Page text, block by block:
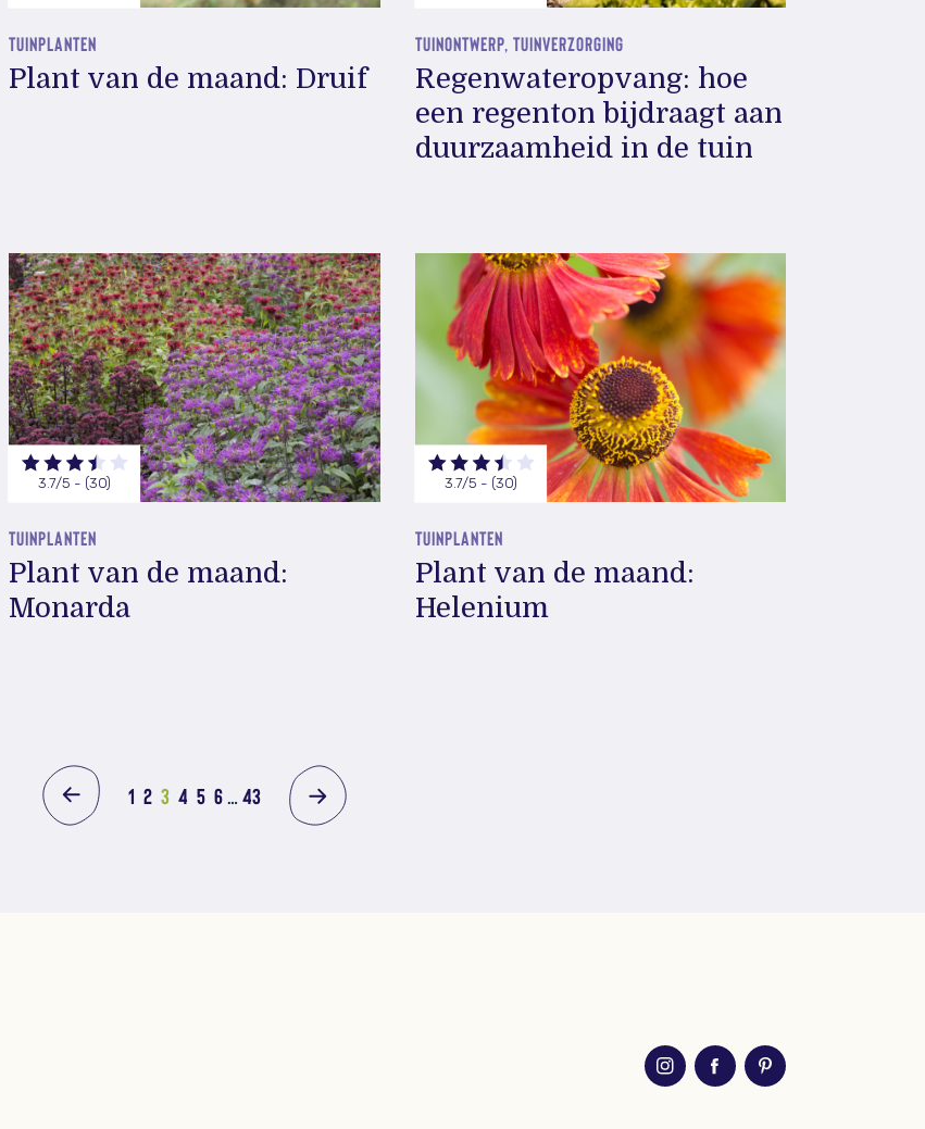
TUINPLANTEN
Plant van de maand: Druif
TUINONTWERP, TUINVERZORGING
Regenwateropvang: hoe
een regenton bijdraagt aan
duurzaamheid in de tuin
3.7/5 - (30)
TUINPLANTEN
Plant van de maand:
Monarda
3.7/5 - (30)
TUINPLANTEN
Plant van de maand:
Helenium
1 2 3 4 5 6 … 43